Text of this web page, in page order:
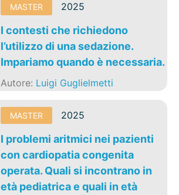
MASTER 2025
I contesti che richiedono
l’utilizzo di una sedazione.
Impariamo quando è necessaria.
Autore: Luigi Guglielmetti
MASTER 2025
I problemi aritmici nei pazienti
con cardiopatia congenita
operata. Quali si incontrano in
età pediatrica e quali in età